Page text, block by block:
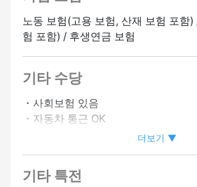
노동 보험(고용 보험, 산재 보험 포함
험 포함) / 후생연금 보험
기타 수당
・사회보험 있음
・자동차 통근 OK
더보기 ▼
기타 특전